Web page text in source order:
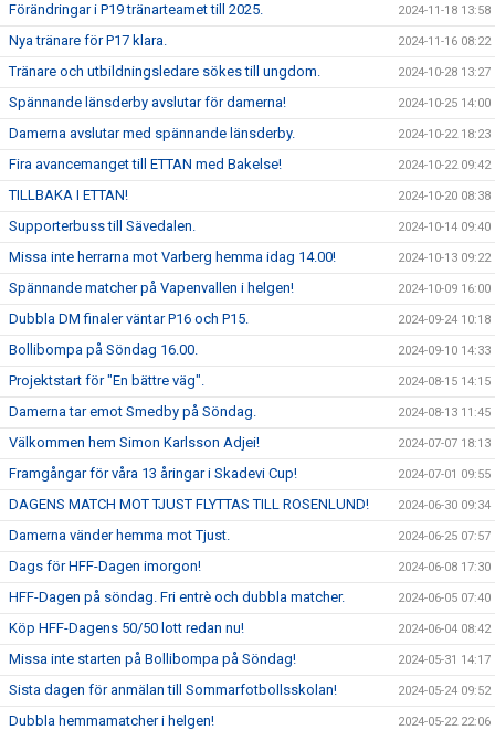
Förändringar i P19 tränarteamet till 2025. 2024-11-18 13:58
Nya tränare för P17 klara. 2024-11-16 08:22
Tränare och utbildningsledare sökes till ungdom. 2024-10-28 13:27
Spännande länsderby avslutar för damerna! 2024-10-25 14:00
Damerna avslutar med spännande länsderby. 2024-10-22 18:23
Fira avancemanget till ETTAN med Bakelse! 2024-10-22 09:42
TILLBAKA I ETTAN! 2024-10-20 08:38
Supporterbuss till Sävedalen. 2024-10-14 09:40
Missa inte herrarna mot Varberg hemma idag 14.00! 2024-10-13 09:22
Spännande matcher på Vapenvallen i helgen! 2024-10-09 16:00
Dubbla DM finaler väntar P16 och P15. 2024-09-24 10:18
Bollibompa på Söndag 16.00. 2024-09-10 14:33
Projektstart för "En bättre väg". 2024-08-15 14:15
Damerna tar emot Smedby på Söndag. 2024-08-13 11:45
Välkommen hem Simon Karlsson Adjei! 2024-07-07 18:13
Framgångar för våra 13 åringar i Skadevi Cup! 2024-07-01 09:55
DAGENS MATCH MOT TJUST FLYTTAS TILL ROSENLUND! 2024-06-30 09:34
Damerna vänder hemma mot Tjust. 2024-06-25 07:57
Dags för HFF-Dagen imorgon! 2024-06-08 17:30
HFF-Dagen på söndag. Fri entrè och dubbla matcher. 2024-06-05 07:40
Köp HFF-Dagens 50/50 lott redan nu! 2024-06-04 08:42
Missa inte starten på Bollibompa på Söndag! 2024-05-31 14:17
Sista dagen för anmälan till Sommarfotbollsskolan! 2024-05-24 09:52
Dubbla hemmamatcher i helgen! 2024-05-22 22:06